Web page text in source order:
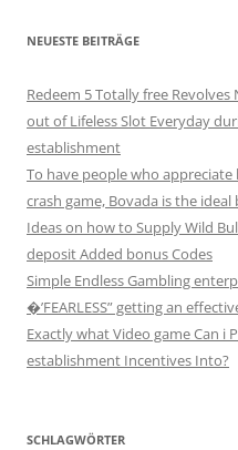
NEUESTE BEITRÄGE
Redeem 5 Totally free
out of Lifeless Slot Everyday
establishment
To have people who
crash game, Bovada is the
Ideas on how to Supply Wild
deposit Added bonus Codes
Simple Endless Gambling
�’FEARLESS” getting an
Exactly what Video game Can i
establishment Incentives Into?
SCHLAGWÖRTER